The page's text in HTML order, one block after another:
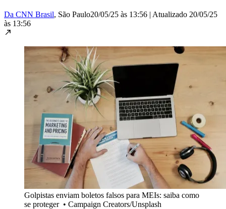
Da CNN Brasil, São Paulo20/05/25 às 13:56 | Atualizado 20/05/25
às 13:56
Golpistas enviam boletos falsos para MEIs: saiba como
se proteger• Campaign Creators/Unsplash